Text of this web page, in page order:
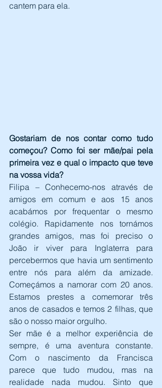
cantem para ela.
Gostariam de nos contar como tudo
começou? Como foi ser mãe/pai pela
primeira vez e qual o impacto que teve
na vossa vida?
Filipa – Conhecemo-nos através de
amigos em comum e aos 15 anos
acabámos por frequentar o mesmo
colégio. Rapidamente nos tornámos
grandes amigos, mas foi preciso o
João ir viver para Inglaterra para
percebermos que havia um sentimento
entre nós para além da amizade.
Começámos a namorar com 20 anos.
Estamos prestes a comemorar três
anos de casados e temos 2 filhas, que
são o nosso maior orgulho.
Ser mãe é a melhor experiência de
sempre, é uma aventura constante.
Com o nascimento da Francisca
parece que tudo mudou, mas na
realidade nada mudou. Sinto que